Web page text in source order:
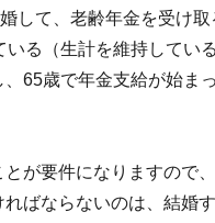
して、老齢年金を受け
る（生計を維持してい
65歳で年金支給が始ま
が要件になりますので
ばならないのは、結婚